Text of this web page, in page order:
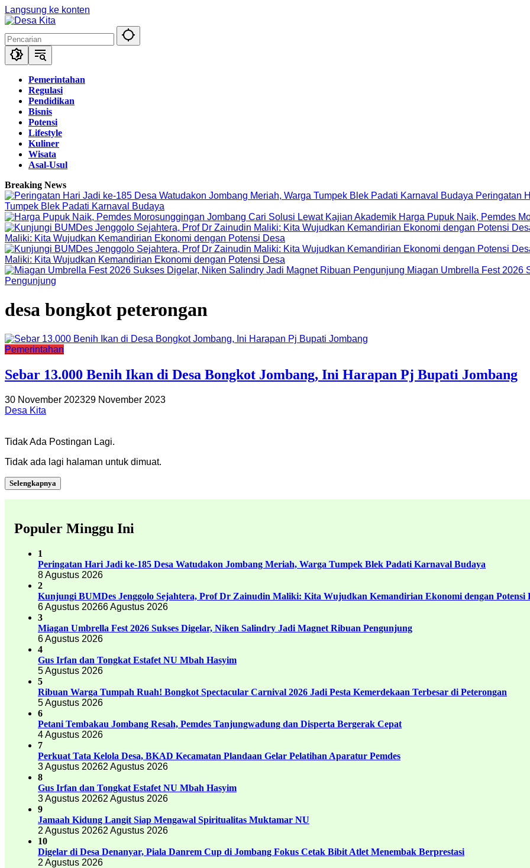
Langsung ke konten
Pemerintahan
Regulasi
Pendidikan
Bisnis
Potensi
Lifestyle
Kuliner
Wisata
Asal-Usul
Breaking News
Peringatan
Tumpek Blek Padati Karnaval Budaya
Harga Pupuk Naik, Pemdes
Maliki: Kita Wujudkan Kemandirian Ekonomi dengan Potensi Desa
Maliki: Kita Wujudkan Kemandirian Ekonomi dengan Potensi Desa
Miagan Umbrella Fest 2026
Pengunjung
desa bongkot peterongan
Pemerintahan
Sebar 13.000 Benih Ikan di Desa Bongkot Jombang, Ini Harapan Pj Bupati Jombang
30 November 202329 November 2023
Desa Kita
Tidak Ada Postingan Lagi.
Tidak ada lagi halaman untuk dimuat.
Selengkapnya
Populer Minggu Ini
1
Peringatan Hari Jadi ke-185 Desa Watudakon Jombang Meriah, Warga Tumpek Blek Padati Karnaval Budaya
8 Agustus 2026
2
Kunjungi BUMDes Jenggolo Sejahtera, Prof Dr Zainudin Maliki: Kita Wujudkan Kemandirian Ekonomi dengan Potensi
6 Agustus 20266 Agustus 2026
3
Miagan Umbrella Fest 2026 Sukses Digelar, Niken Salindry Jadi Magnet Ribuan Pengunjung
6 Agustus 2026
4
Gus Irfan dan Tongkat Estafet NU Mbah Hasyim
5 Agustus 2026
5
Ribuan Warga Tumpah Ruah! Bongkot Spectacular Carnival 2026 Jadi Pesta Kemerdekaan Terbesar di Peterongan
5 Agustus 2026
6
Petani Tembakau Jombang Resah, Pemdes Tanjungwadung dan Disperta Bergerak Cepat
4 Agustus 2026
7
Perkuat Tata Kelola Desa, BKAD Kecamatan Plandaan Gelar Pelatihan Aparatur Pemdes
3 Agustus 20262 Agustus 2026
8
Gus Irfan dan Tongkat Estafet NU Mbah Hasyim
3 Agustus 20262 Agustus 2026
9
Jamaah Kidung Langit Siap Mengawal Spiritualitas Muktamar NU
2 Agustus 20262 Agustus 2026
10
Digelar di Desa Denanyar, Piala Danrem Cup di Jombang Fokus Cetak Bibit Atlet Menembak Berprestasi
2 Agustus 2026